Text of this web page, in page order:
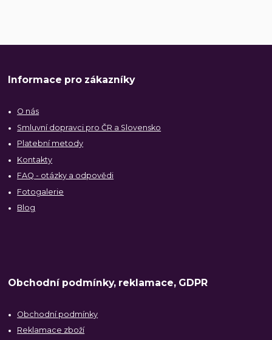
Informace pro zákazníky
O nás
Smluvní dopravci pro ČR a Slovensko
Platební metody
Kontakty
FAQ - otázky a odpovědi
Fotogalerie
Blog
Obchodní podmínky, reklamace, GDPR
Obchodní podmínky
Reklamace zboží